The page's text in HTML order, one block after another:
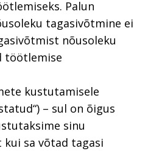
Palun
tagasivõtmine ei
nõusoleku
töötlemise
kustutamisele
– sul on õigus
sinu
kui sa võtad tagasi